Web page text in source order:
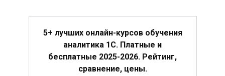
5+ лучших онлайн-курсов обучения
аналитика 1С. Платные и
бесплатные 2025-2026. Рейтинг,
сравнение, цены.